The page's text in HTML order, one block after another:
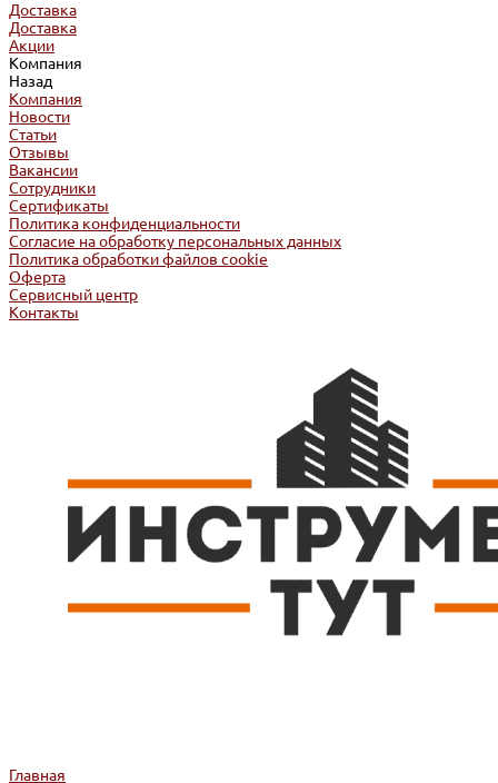
Доставка
Доставка
Акции
Компания
Назад
Компания
Новости
Статьи
Отзывы
Вакансии
Сотрудники
Сертификаты
Политика конфиденциальности
Согласие на обработку персональных данных
Политика обработки файлов cookie
Оферта
Сервисный центр
Контакты
Главная